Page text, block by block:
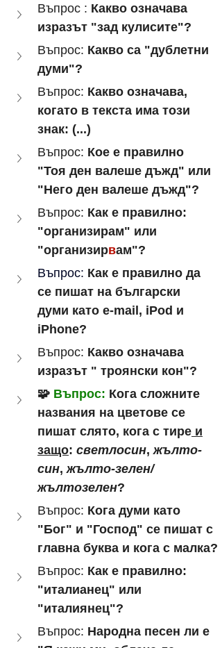
Въпрос : Какво означава
изразът "зад кулисите"?
Въпрос: Какво са "дублетни
думи"?
Въпрос: Какво означава,
когато в текста има този
знак: (...)
Въпрос: Кое е правилно
"Тоя ден валеше дъжд" или
"Него ден валеше дъжд"?
Въпрос: Как е правилно:
"организирам" или
"организирвам"?
Въпрос: Как е правилно да
се пишат на български
думи като e-mail, iPod и
iPhone?
Въпрос: Какво означава
изразът " троянски кон"?
🧩 Въпрос: Кога сложните
названия на цветове се
пишат слято, кога с тире и
защо: светлосин, жълто-
син, жълто-зелен/
жълтозелен?
Въпрос: Кога думи като
"Бог" и "Господ" се пишат с
главна буква и кога с малка?
Въпрос: Как е правилно:
"италианец" или
"италиянец"?
Въпрос: Народна песен ли е